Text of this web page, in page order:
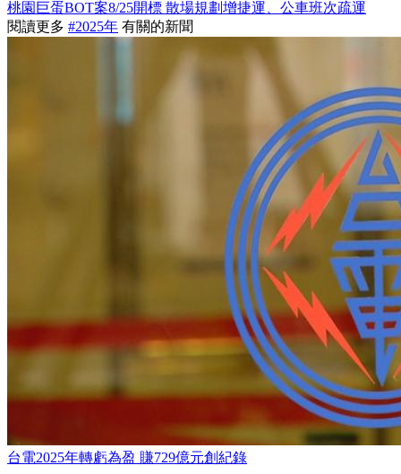
桃園巨蛋BOT案8/25開標 散場規劃增捷運、公車班次疏運
閱讀更多 #2025年 有關的新聞
台電2025年轉虧為盈 賺729億元創紀錄